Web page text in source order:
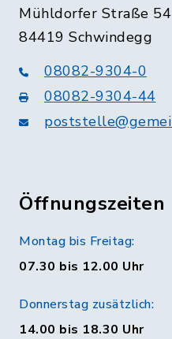
Mühldorfer Straße 54
84419 Schwindegg
08082-9304-0
08082-9304-44
Öffnungszeiten
Montag bis Freitag:
07.30 bis 12.00 Uhr
Donnerstag zusätzlich:
14.00 bis 18.30 Uhr